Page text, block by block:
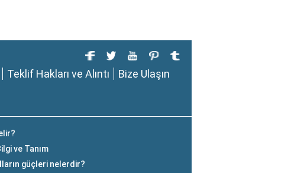
Teklif Hakları ve Alıntı Bize Ulaşın
ve Tanım
güçleri nelerdir?